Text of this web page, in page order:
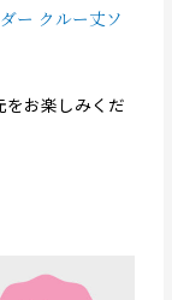
ー クルー丈ソ
お楽しみくだ